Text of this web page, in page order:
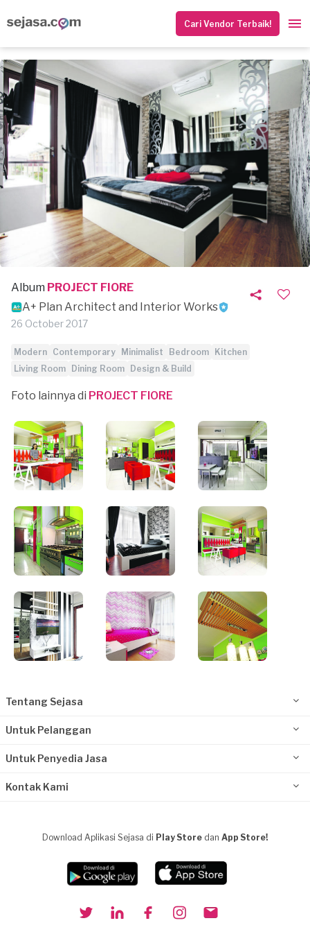
Cari Vendor Terbaik!
Album PROJECT FIORE
A+ Plan Architect and Interior Works
26 October 2017
Modern Contemporary Minimalist Bedroom
Kitchen
Living Room
Dining Room Design & Build
Foto lainnya di PROJECT FIORE
Tentang Sejasa
Untuk Pelanggan
Untuk Penyedia Jasa
Kontak Kami
Download Aplikasi Sejasa di Play Store dan App Store!